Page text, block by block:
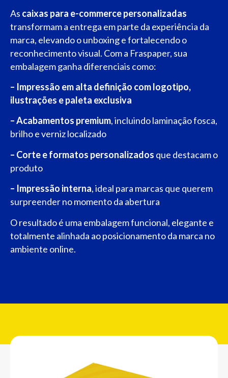
As caixas para e-commerce personalizadas
transformam a entrega em parte da experiência da
marca, elevando o unboxing e fortalecendo o
reconhecimento visual. Com a Fraspaper, sua
embalagem ganha diferenciais como:
– Impressão em alta definição com logotipo,
ilustrações e paleta exclusiva
– Acabamentos premium, incluindo laminação fosca,
brilho e verniz localizado
– Corte e formatos personalizados que destacam o
produto
– Impressão interna, ideal para marcas que querem
surpreender no momento da abertura
O resultado é uma embalagem funcional, elegante e
totalmente alinhada ao posicionamento da marca no
ambiente online.